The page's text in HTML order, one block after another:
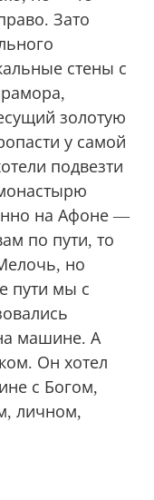
Зограф. По
Зографской
берегу и
— сам
от моря,
но — то
Зато
стены с
золотую
у самой
подвезти
на Афоне —
по пути, то
но